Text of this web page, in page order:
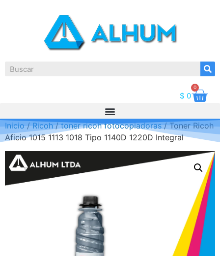
$ 0
0
Inicio/Ricoh/toner ricoh fotocopiadoras/ Toner Ricoh
Aficio 1015 1113 1018 Tipo 1140D 1220D Integral